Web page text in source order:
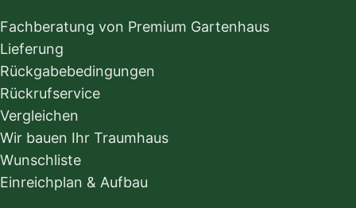
Fachberatung von Premium Gartenhaus
Lieferung
Rückgabebedingungen
Rückrufservice
Vergleichen
Wir bauen Ihr Traumhaus
Wunschliste
Einreichplan & Aufbau